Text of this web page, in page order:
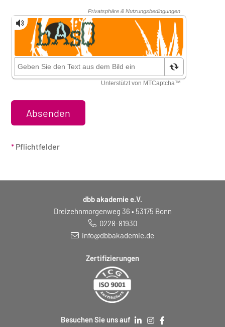
Sicherheitsüberprüfung
* Pflichtfelder
dbb akademie e.V.
Dreizehnmorgenweg 36 • 53175 Bonn
0228-81930
info@dbbakademie.de
Zertifizierungen
Besuchen Sie uns auf